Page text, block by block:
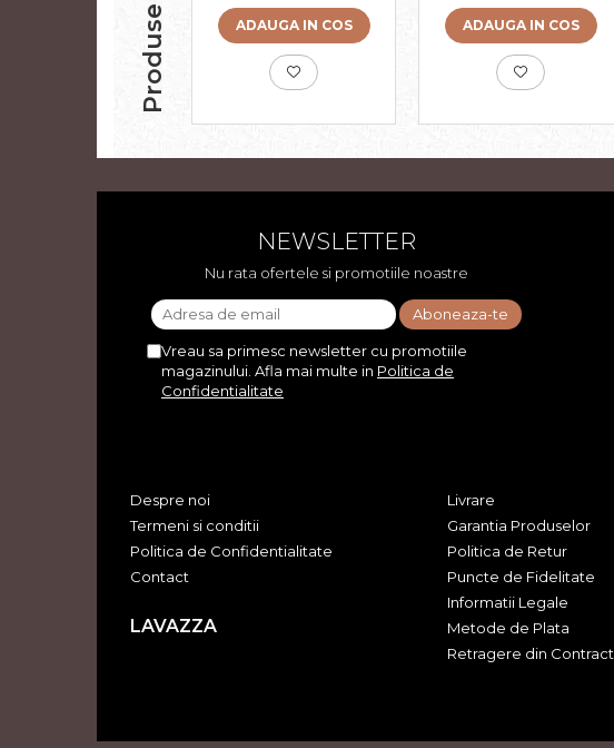
ADAUGA IN COS ADAUGA IN COS
NEWSLETTER
Nu rata ofertele si promotiile noastre
Vreau sa primesc newsletter cu promotiile
magazinului. Afla mai multe in Politica de
Confidentialitate
Despre noi
Termeni si conditii
Politica de Confidentialitate
Contact
LAVAZZA
Livrare
Garantia Produselor
Politica de Retur
Puncte de Fidelitate
Informatii Legale
Metode de Plata
Retragere din Contract